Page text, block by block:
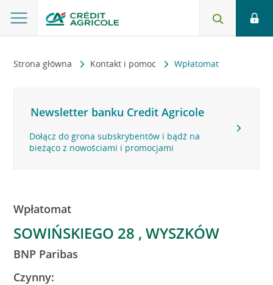
Strona główna Kontakt i pomoc Wpłatomat
Newsletter banku Credit Agricole
Dołącz do grona subskrybentów i bądź na
bieżąco z nowościami i promocjami
Wpłatomat
SOWIŃSKIEGO 28 , WYSZKÓW
BNP Paribas
Czynny: